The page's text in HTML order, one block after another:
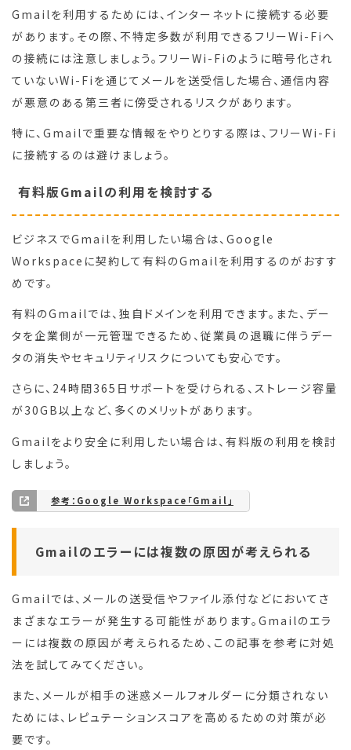
Gmailを利用するためには、インターネットに接続する必要
があります。その際、不特定多数が利用できるフリーWi-Fiへ
の接続には注意しましょう。フリーWi-Fiのように暗号化され
ていないWi-Fiを通じてメールを送受信した場合、通信内容
が悪意のある第三者に傍受されるリスクがあります。
特に、Gmailで重要な情報をやりとりする際は、フリーWi-Fi
に接続するのは避けましょう。
有料版Gmailの利用を検討する
ビジネスでGmailを利用したい場合は、Google
Workspaceに契約して有料のGmailを利用するのがおすす
めです。
有料のGmailでは、独自ドメインを利用できます。また、デー
タを企業側が一元管理できるため、従業員の退職に伴うデー
タの消失やセキュリティリスクについても安心です。
さらに、24時間365日サポートを受けられる、ストレージ容量
が30GB以上など、多くのメリットがあります。
Gmailをより安全に利用したい場合は、有料版の利用を検討
しましょう。
参考：Google Workspace「Gmail」
Gmailのエラーには複数の原因が考えられる
Gmailでは、メールの送受信やファイル添付などにおいてさ
まざまなエラーが発生する可能性があります。Gmailのエラ
ーには複数の原因が考えられるため、この記事を参考に対処
法を試してみてください。
また、メールが相手の迷惑メールフォルダーに分類されない
ためには、レピュテーションスコアを高めるための対策が必
要です。